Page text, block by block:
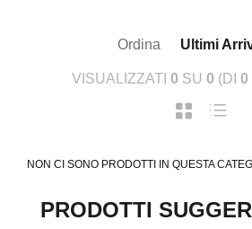
Ordina Ultimi
VISUALIZZATI 0 SU 0 (DI 0
NON CI SONO PRODOTTI IN QUESTA
PRODOTTI